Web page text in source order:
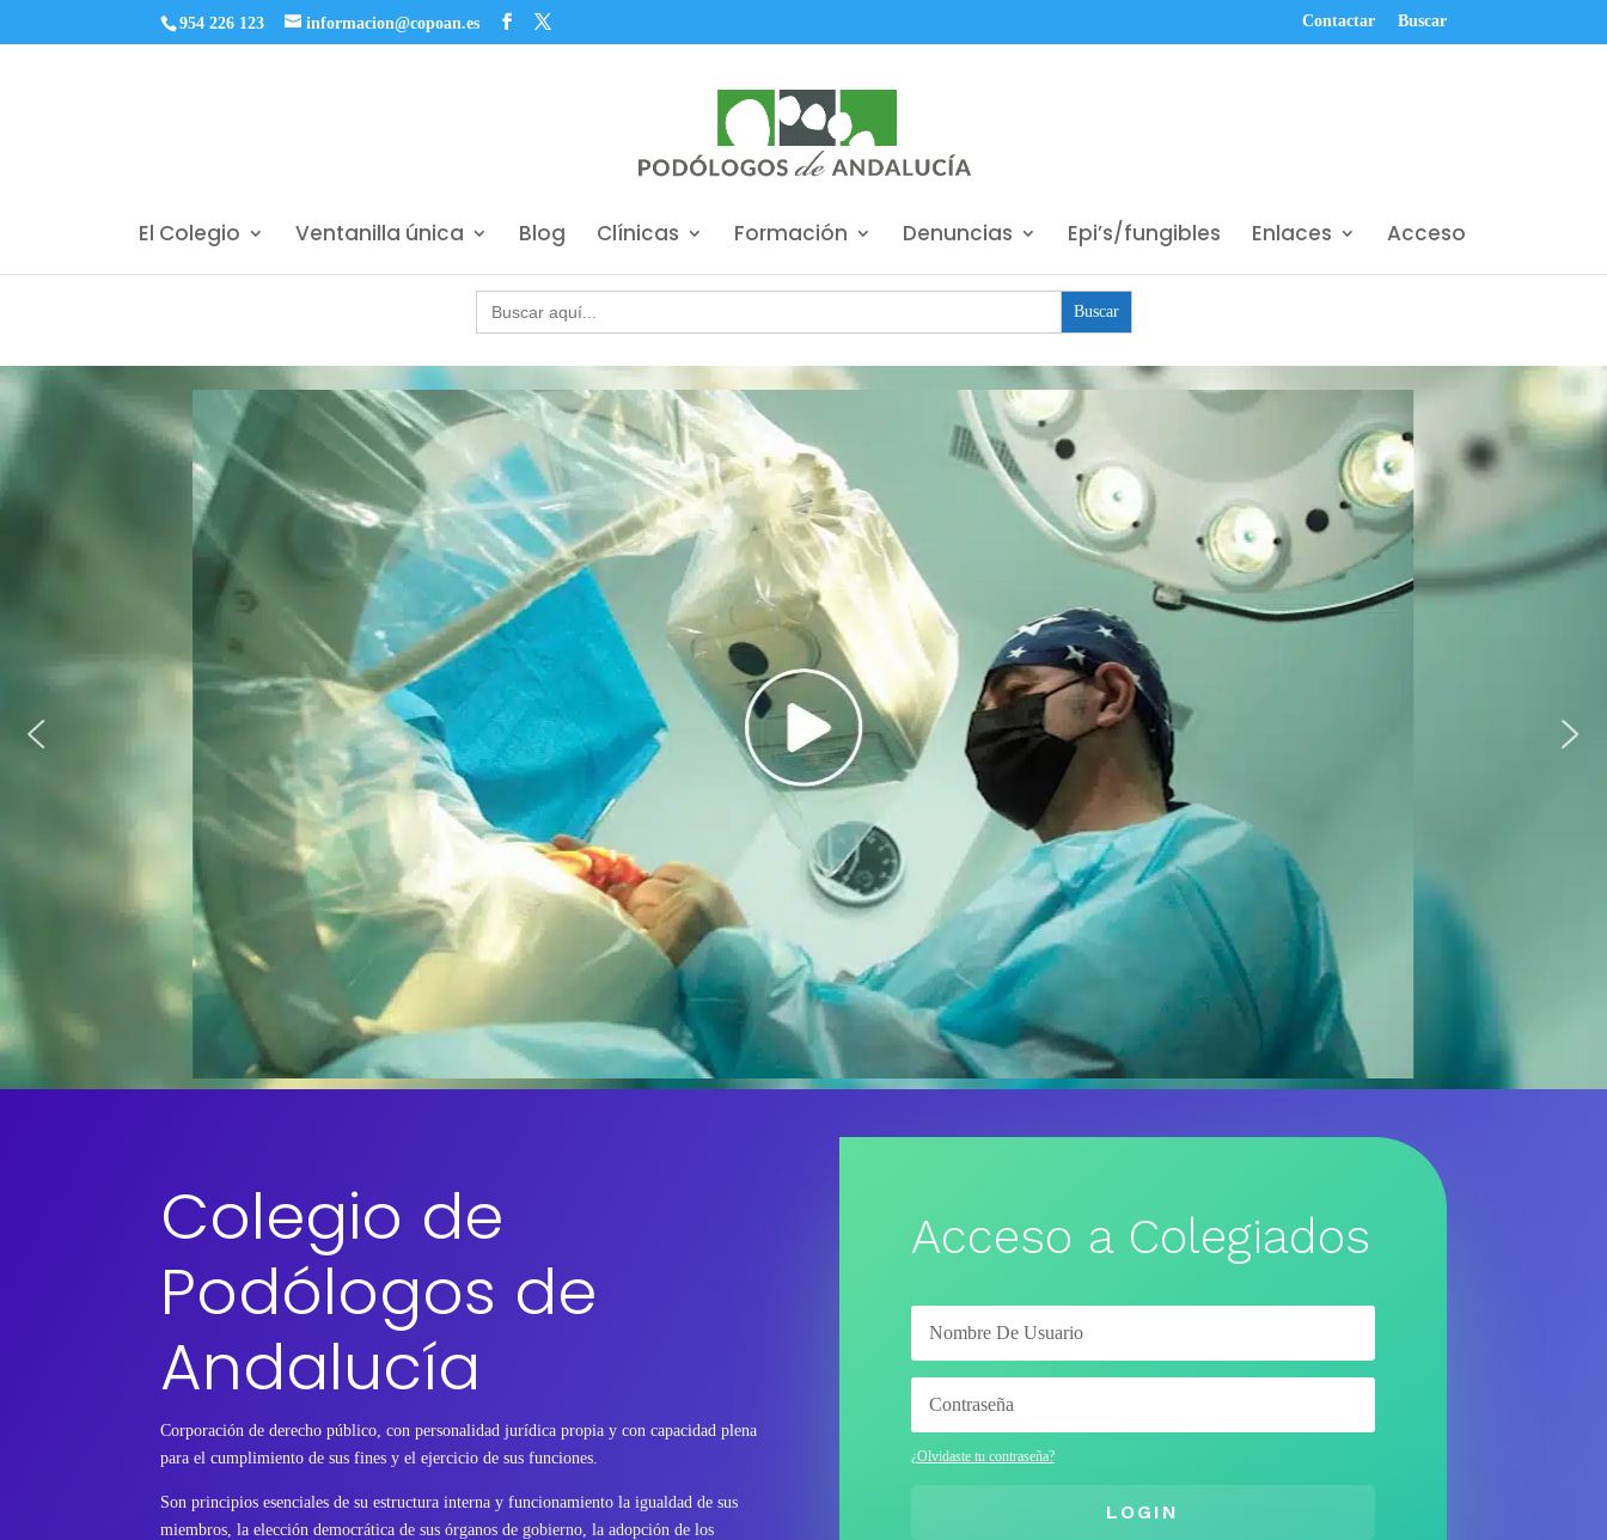
954 226 123 informacion@copoan.es Contactar Buscar
El Colegio Ventanilla única Blog Clínicas Formación Denuncias Epi’s/fungibles Enlaces Acceso
Buscar:
Colegio de
Podólogos de
Andalucía
Corporación de derecho público, con personalidad jurídica propia y con capacidad plena
para el cumplimiento de sus fines y el ejercicio de sus funciones.
Son principios esenciales de su estructura interna y funcionamiento la igualdad de sus
miembros, la elección democrática de sus órganos de gobierno, la adopción de los
Acceso a Colegiados
¿Olvidaste tu contraseña?
LOGIN